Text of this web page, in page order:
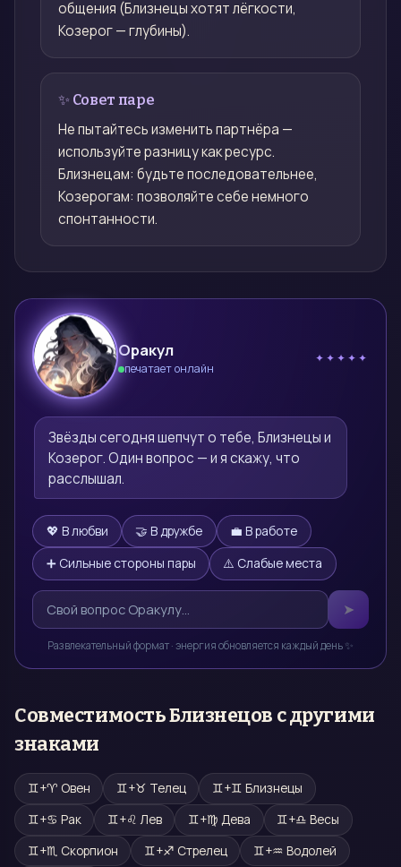
общения (Близнецы хотят лёгкости,
Козерог — глубины).
✨ Совет паре
Не пытайтесь изменить партнёра —
используйте разницу как ресурс.
Близнецам: будьте последовательнее,
Козерогам: позволяйте себе немного
спонтанности.
🔮
Оракул
печатает онлайн
✦✦✦✦✦
Звёзды сегодня шепчут о тебе, Близнецы и
Козерог. Один вопрос — и я скажу, что
расслышал.
💖 В любви 🤝 В дружбе
💼 В работе
➕ Сильные стороны пары
⚠️ Слабые места
➤
Развлекательный формат · энергия обновляется каждый день ✨
СовместимостьБлизнецов с другими
знаками
♊+♈ Овен ♊+♉ Телец ♊+♊ Близнецы
♊+♋ Рак ♊+♌ Лев ♊+♍ Дева ♊+♎ Весы
♊+♏ Скорпион ♊+♐ Стрелец ♊+♒ Водолей